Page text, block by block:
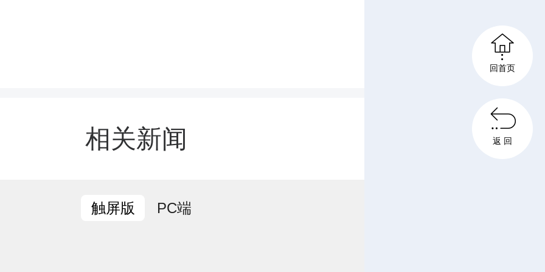
详细记录线路运行状态和线路通
相关新闻
触屏版 PC端

回首页

返 回